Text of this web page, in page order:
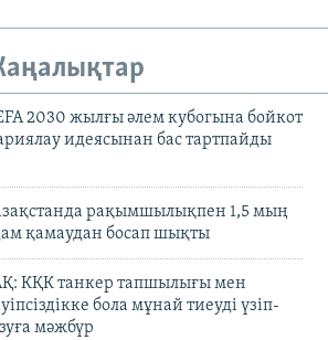
2030 жылғы әлем кубогына бойкот
идеясынан бас тартпайды
рақымшылықпен 1,5 мың
қамаудан босап шықты
КҚК танкер тапшылығы мен
бола мұнай тиеуді үзіп-
мәжбүр